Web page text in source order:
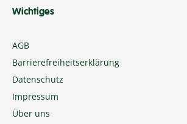
Wichtiges
AGB
Barrierefreiheitserklärung
Datenschutz
Impressum
Über uns